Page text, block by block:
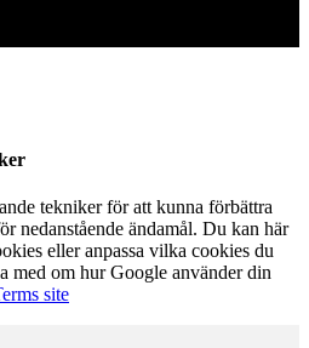
tekniker för att kunna förbättra
nedanstående ändamål. Du kan här
eller anpassa vilka cookies du
med om hur Google använder din
site